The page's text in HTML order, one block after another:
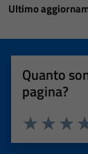
Ultimo
Quanto
pagina?
Valuta 2
Valuta 1